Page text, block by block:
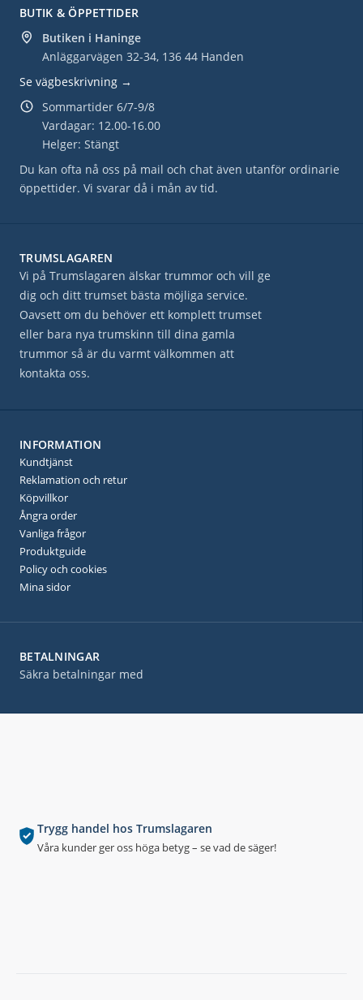
Trygg handel hos Trumslagaren
Våra kunder ger oss höga betyg – se vad de säger!
BUTIK & ÖPPETTIDER
Butiken i Haninge
Anläggarvägen 32-34, 136 44 Handen
Se vägbeskrivning →
Sommartider 6/7-9/8
Vardagar: 12.00-16.00
Helger: Stängt
Du kan ofta nå oss på mail och chat även utanför ordinarie
öppettider. Vi svarar då i mån av tid.
BETALNINGAR
Säkra betalningar med
TRUMSLAGAREN
Vi på Trumslagaren älskar trummor och vill ge
dig och ditt trumset bästa möjliga service.
Oavsett om du behöver ett komplett trumset
eller bara nya trumskinn till dina gamla
trummor så är du varmt välkommen att
kontakta oss.
INFORMATION
Kundtjänst
Reklamation och retur
Köpvillkor
Ångra order
Vanliga frågor
Produktguide
Policy och cookies
Mina sidor